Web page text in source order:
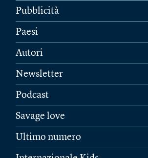
Pubblicità
Paesi
Autori
Newsletter
Podcast
Savage love
Ultimo numero